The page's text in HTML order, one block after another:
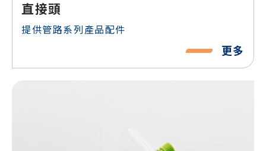
直接頭
提供管路系列產品配件
更多